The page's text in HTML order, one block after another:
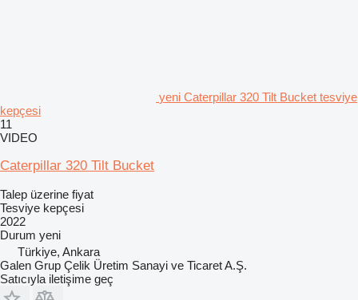
yeni Caterpillar 320 Tilt Bucket tesviye
kepçesi
11
VIDEO
Caterpillar 320 Tilt Bucket
Talep üzerine fiyat
Tesviye kepçesi
2022
Durum yeni
Türkiye, Ankara
Galen Grup Çelik Üretim Sanayi ve Ticaret A.Ş.
Satıcıyla iletişime geç